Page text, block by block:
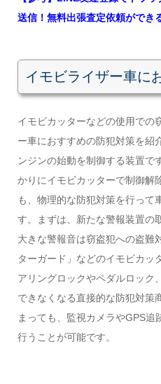
送信！無料出張査定依頼ができ
イモビライザー車に
イモビカッターなどの使用での
ー車におすすめの防犯対策を紹
ンジンの始動を制御する装置で
かりにイモビカッターで制御解
も、物理的な防犯対策を行って
す。まずは、新たな警報装置の
大きな警報音は窃盗犯への盗難
ターガード」などのイモビカッ
アリングロックやペダルロック
できなくなる直接的な防犯対策
まっても、監視カメラやGPS
行うことが可能です。